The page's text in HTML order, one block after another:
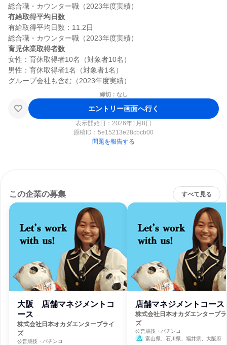
有給取得平均日数
有給取得平均日数：11.2日
育児休業取得者数
女性：育休取得者10名（対象者10名）
男性：育休取得者1名（対象者1名）
締切：なし
エントリー画面へ行く
表示開始日：2026年1月8日
原稿ID： 5e15213e28cbcb00
問題を報告する
この企業の募集 すべて見る
大阪 店舗マネジメントコ
ース
株式会社日本オカダエンタープライ
ズ
公営競技・パチンコ
店舗マネジメントコース
株式会社日本オカダエンタープ
ズ
公営競技・パチンコ
富山県、石川県、福井県、大阪府